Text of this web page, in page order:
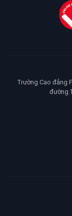
Trường Cao đẳng
đường